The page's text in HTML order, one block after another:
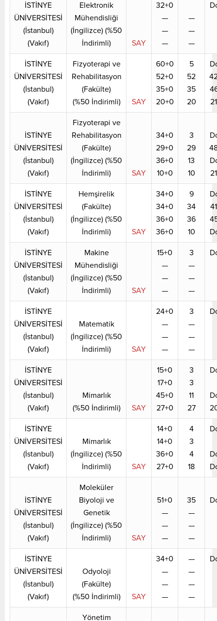
İSTİNYE
ÜNİVERSİTESİ
(İstanbul)
(Vakıf)
Elektronik
Mühendisliği
(İngilizce) (%50
İndirimli)
SAY
32+0
—
—
—
—
—
—
İSTİNYE
ÜNİVERSİTESİ
(İstanbul)
(Vakıf)
Fizyoterapi ve
Rehabilitasyon
(Fakülte)
(%50 İndirimli)
SAY
60+0
52+0
35+0
20+0
5
52
35
20
İSTİNYE
ÜNİVERSİTESİ
(İstanbul)
(Vakıf)
Fizyoterapi ve
Rehabilitasyon
(Fakülte)
(İngilizce) (%50
İndirimli)
SAY
34+0
29+0
36+0
10+0
3
29
13
10
İSTİNYE
ÜNİVERSİTESİ
(İstanbul)
(Vakıf)
Hemşirelik
(Fakülte)
(İngilizce) (%50
İndirimli)
SAY
34+0
34+0
36+0
36+0
9
34
36
10
İSTİNYE
ÜNİVERSİTESİ
(İstanbul)
(Vakıf)
Makine
Mühendisliği
(İngilizce) (%50
İndirimli)
SAY
15+0
—
—
—
3
—
—
—
İSTİNYE
ÜNİVERSİTESİ
(İstanbul)
(Vakıf)
Matematik
(İngilizce) (%50
İndirimli)
SAY
24+0
—
—
—
3
—
—
—
İSTİNYE
ÜNİVERSİTESİ
(İstanbul)
(Vakıf)
Mimarlık
(%50 İndirimli)
SAY
15+0
17+0
45+0
27+0
3
3
11
27
İSTİNYE
ÜNİVERSİTESİ
(İstanbul)
(Vakıf)
Mimarlık
(İngilizce) (%50
İndirimli)
SAY
14+0
14+0
36+0
27+0
4
3
4
18
İSTİNYE
ÜNİVERSİTESİ
(İstanbul)
(Vakıf)
Moleküler
Biyoloji ve
Genetik
(İngilizce) (%50
İndirimli)
SAY
51+0
—
—
—
35
—
—
—
İSTİNYE
ÜNİVERSİTESİ
(İstanbul)
(Vakıf)
Odyoloji
(Fakülte)
(%50 İndirimli)
SAY
34+0
—
—
—
—
—
—
—
Yönetim